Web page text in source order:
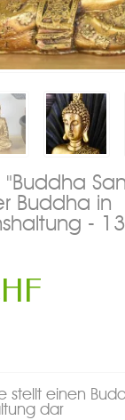
Buddha in
-
stellt einen
dar